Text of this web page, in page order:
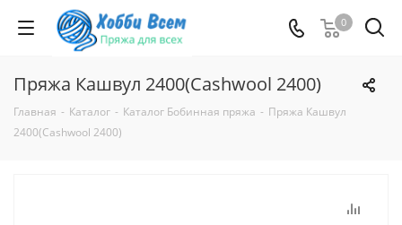
0
Пряжа Кашвул 2400(Cashwool 2400)
Главная - Каталог - Каталог Бобинная пряжа - Пряжа Кашвул
2400(Cashwool 2400)